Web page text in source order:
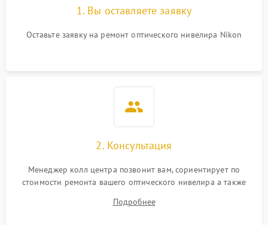
1. Вы оставляете заявку
Оставьте заявку на ремонт оптического нивелира Nikon
2. Консультация
Менеджер колл центра позвонит вам, сориентирует по
стоимости ремонта вашего оптического нивелира а также
Подробнее